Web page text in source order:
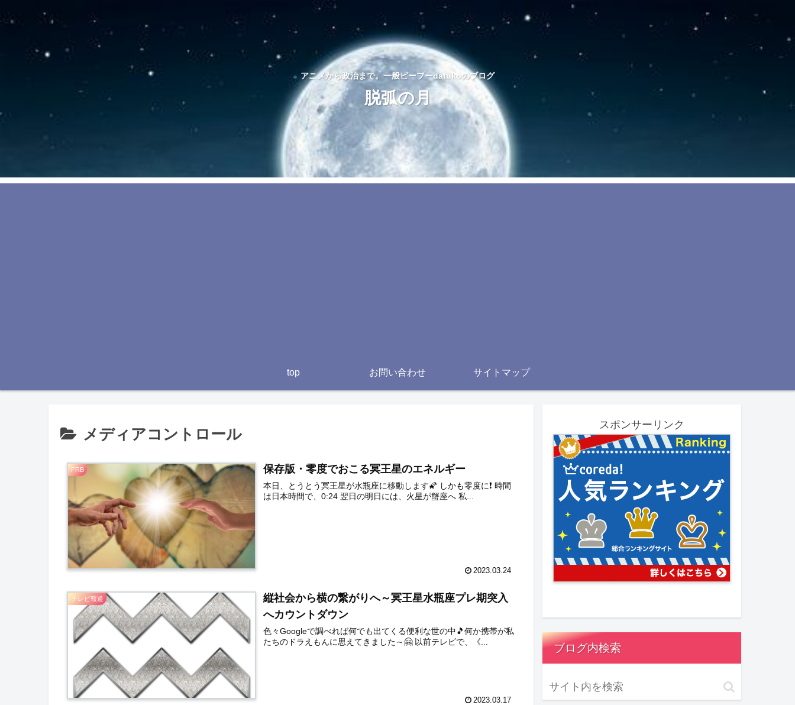
アニメから政治まで。一般ピープーdatukoのブログ
脱弧の月
top お問い合わせ サイトマップ
メディアコントロール
FRB 保存版・零度でおこる冥王星のエネルギー
本日、とうとう冥王星が水瓶座に移動します🌠 しかも零度に❗ 時間
は日本時間で、0:24 翌日の明日には、火星が蟹座へ 私...
2023.03.24
テレビ報道
縦社会から横の繋がりへ～冥王星水瓶座プレ期突入
へカウントダウン
色々Googleで調べれば何でも出てくる便利な世の中🎵何か携帯が私
たちのドラえもんに思えてきました～🤗 以前テレビで、《...
2023.03.17
スポンサーリンク
ブログ内検索